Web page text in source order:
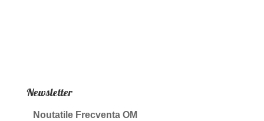
Newsletter
Noutatile Frecventa OM